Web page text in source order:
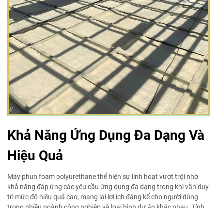
Khả Năng Ứng Dụng Đa Dạng Và
Hiệu Quả
Máy phun foam polyurethane thể hiện sự linh hoạt vượt trội nhờ
khả năng đáp ứng các yêu cầu ứng dụng đa dạng trong khi vẫn duy
trì mức độ hiệu quả cao, mang lại lợi ích đáng kể cho người dùng